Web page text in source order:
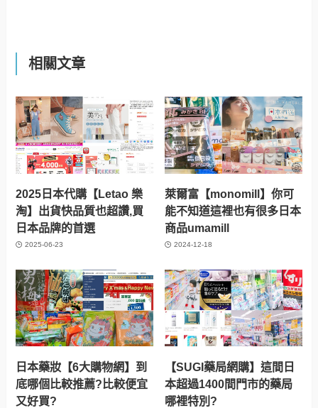
相關文章
2025日本代購【Letao 樂
淘】出貨快品質也超讚,買
日本品牌的首選
2025-06-23
萊爾富【monomill】你可
能不知道這裡也有很多日本
商品umamill
2024-12-18
日本藥妝【6大購物網】到
底哪個比較推薦?比較便宜
又好買?
【SUGI藥局網購】這間日
本超過1400間門市的藥局
哪裡特別?